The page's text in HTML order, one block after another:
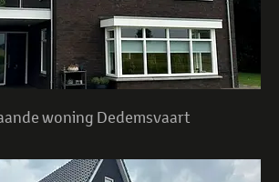
woning Dedemsvaart